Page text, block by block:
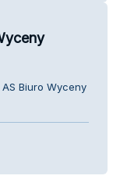
Biuro Wyceny